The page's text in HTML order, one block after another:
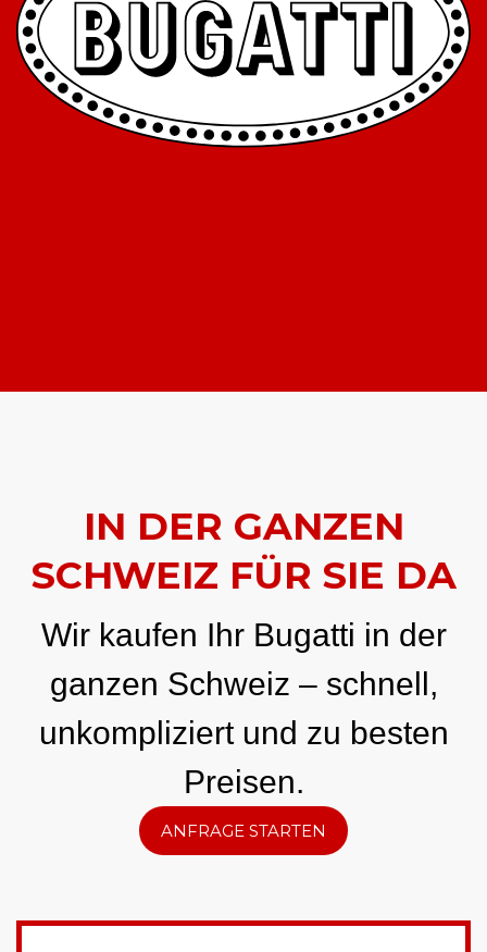
IN DER GANZEN
SCHWEIZ FÜR SIE DA
Wir kaufen Ihr Bugatti in der
ganzen Schweiz – schnell,
unkompliziert und zu besten
Preisen.
ANFRAGE STARTEN